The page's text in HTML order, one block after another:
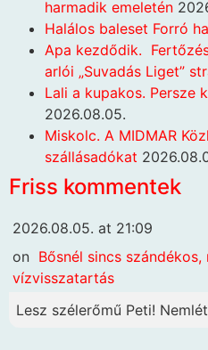
harmadik emeletén
Halálos baleset Forró
Apa kezdődik.
arlói „Suvadás Liget”
Lali a kupakos. Persze
2026.08.05.
Miskolc. A MIDMAR
szállásadókat
Friss kommentek
2026.08.05. at 21:09
on Bősnél sincs
vízvisszatartás
Lesz szélerőmű Peti!